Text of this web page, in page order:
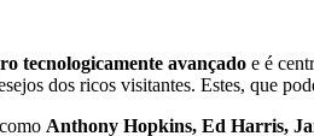
tecnologicamente avançado e é
dos ricos visitantes. Estes, que
Anthony Hopkins, Ed Harris,